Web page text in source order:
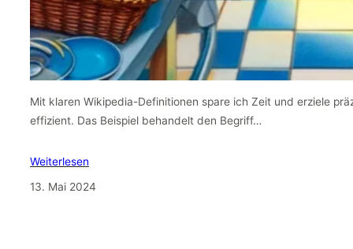
Mit klaren Wikipedia-Definitionen spare ich Zeit und erziele
effizient. Das Beispiel behandelt den Begriff…
Weiterlesen
13. Mai 2024